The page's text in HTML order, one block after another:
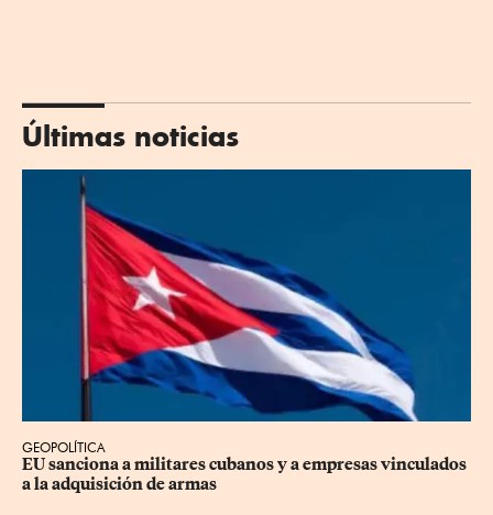
Últimas noticias
GEOPOLÍTICA
EU sanciona a militares cubanos y a empresas vinculados
a la adquisición de armas